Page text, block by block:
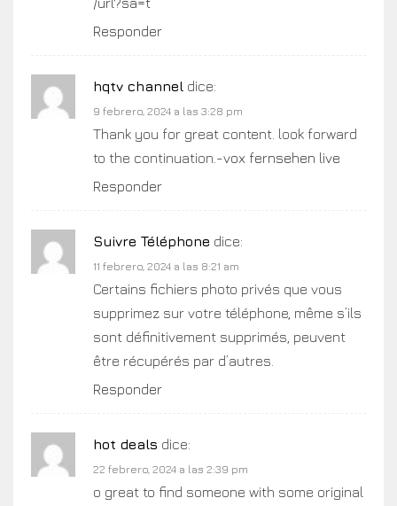
Responder
hqtv channel dice:
9 febrero, 2024 a las 3:28 pm
Thank you for great content. look forward
to the continuation.-vox fernsehen live
Responder
Suivre Téléphone dice:
11 febrero, 2024 a las 8:21 am
Certains fichiers photo privés que vous
supprimez sur votre téléphone, même s’ils
sont définitivement supprimés, peuvent
être récupérés par d’autres.
Responder
hot deals dice:
22 febrero, 2024 a las 2:39 pm
o great to find someone with some original